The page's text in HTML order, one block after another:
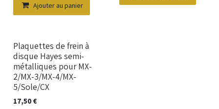
Ajouter au panier
Nouveau !
Plaquettes de frein à
disque Hayes semi-
métalliques pour MX-
2/MX-3/MX-4/MX-
5/Sole/CX
17,50 €